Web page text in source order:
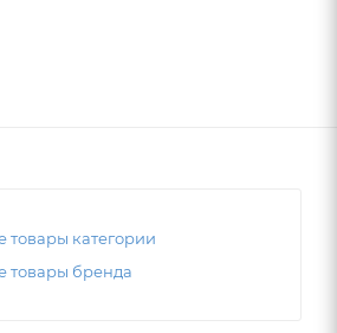
товары категории
товары бренда